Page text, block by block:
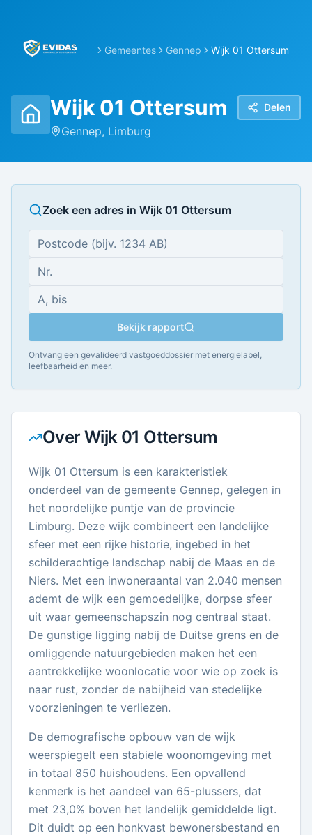
Gemeentes Gennep Wijk 01 Ottersum
Wijk 01 Ottersum
Gennep, Limburg
Delen
Zoek een adres in Wijk 01 Ottersum
Bekijk rapport
Ontvang een gevalideerd vastgoeddossier met energielabel,
leefbaarheid en meer.
Over Wijk 01 Ottersum
Wijk 01 Ottersum is een karakteristiek
onderdeel van de gemeente Gennep, gelegen in
het noordelijke puntje van de provincie
Limburg. Deze wijk combineert een landelijke
sfeer met een rijke historie, ingebed in het
schilderachtige landschap nabij de Maas en de
Niers. Met een inwoneraantal van 2.040 mensen
ademt de wijk een gemoedelijke, dorpse sfeer
uit waar gemeenschapszin nog centraal staat.
De gunstige ligging nabij de Duitse grens en de
omliggende natuurgebieden maken het een
aantrekkelijke woonlocatie voor wie op zoek is
naar rust, zonder de nabijheid van stedelijke
voorzieningen te verliezen.
De demografische opbouw van de wijk
weerspiegelt een stabiele woonomgeving met
in totaal 850 huishoudens. Een opvallend
kenmerk is het aandeel van 65-plussers, dat
met 23,0% boven het landelijk gemiddelde ligt.
Dit duidt op een honkvast bewonersbestand en